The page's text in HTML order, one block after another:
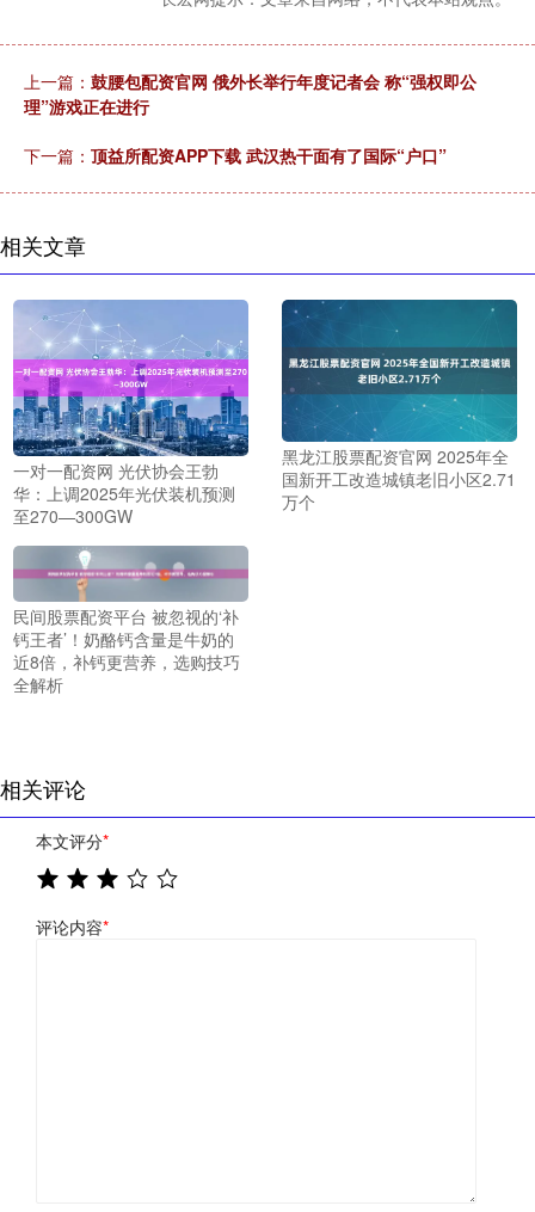
上一篇： 鼓腰包配资官网 俄外长举行年度记者会 称“强权即公
理”游戏正在进行
下一篇： 顶益所配资APP下载 武汉热干面有了国际“户口”
相关文章
一对一配资网 光伏协会王勃
华：上调2025年光伏装机预测
至270—300GW
黑龙江股票配资官网 2025年全
国新开工改造城镇老旧小区2.71
万个
民间股票配资平台 被忽视的‘补
钙王者’！奶酪钙含量是牛奶的
近8倍，补钙更营养，选购技巧
全解析
相关评论
本文评分*
评论内容*